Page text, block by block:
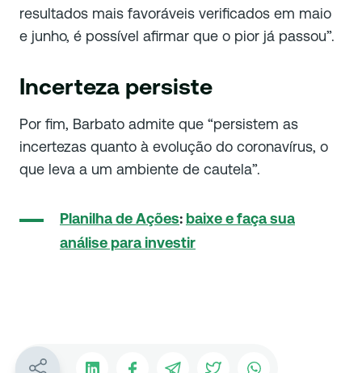
resultados mais favoráveis verificados em maio
e junho, é possível afirmar que o pior já passou”.
Incerteza persiste
Por fim, Barbato admite que “persistem as
incertezas quanto à evolução do coronavírus, o
que leva a um ambiente de cautela”.
Planilha de Ações: baixe e faça sua
análise para investir